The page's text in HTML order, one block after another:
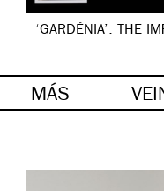
‘GARDÉNIA’: THE
MÁS